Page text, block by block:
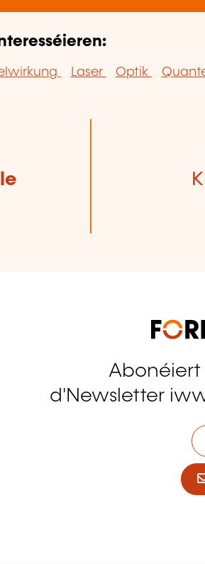
Laser Optik
Abonéiert
d'Newsletter